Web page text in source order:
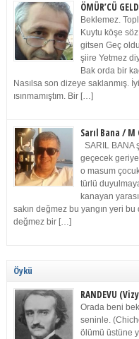
ÖMÜR’CÜ
Beklemez.
Kuytu köşe
gitsen Geç
şiire Yetmez
Bak orda bir
Nasılsa son dizeye saklanmış.
ısınmamıştım. Bir […]
Sarıl Bana / M
SARIL BANA
geçecek
o masum
türlü
kanayan
sakın değmez bu yangın yeri
değmez bir […]
Öykü
RANDEVU
Orada beni
seninle.
ölümü üstüne